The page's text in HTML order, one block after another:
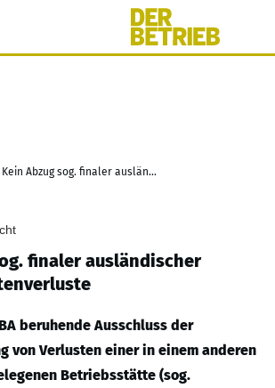
Kein Abzug sog. finaler ausländischer Betriebsstättenverluste
finaler ausländischer
beruhende Ausschluss der
von Verlusten einer in einem anderen
Betriebsstätte (sog.